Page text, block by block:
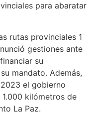
para abaratar
rutas provinciales 1
gestiones ante
su
mandato. Además,
el gobierno
kilómetros de
La Paz.